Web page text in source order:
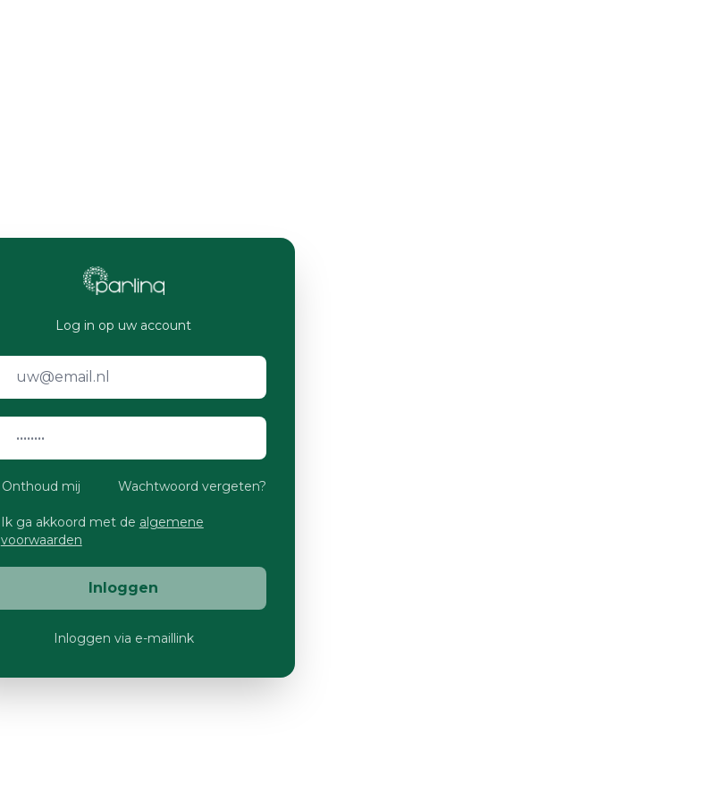
Log in op uw account
Onthoud mij Wachtwoord vergeten?
Ik ga akkoord met de algemene
voorwaarden
Inloggen
Inloggen via e-maillink